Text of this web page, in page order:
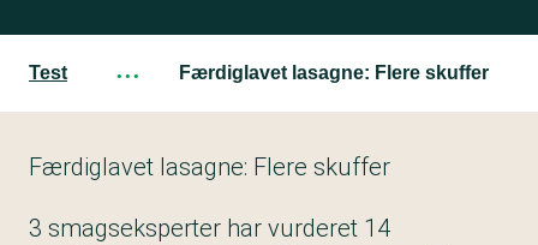
Test ··· Færdiglavet lasagne: Flere skuffer
Færdiglavet lasagne: Flere skuffer
3 smagseksperter har vurderet 14